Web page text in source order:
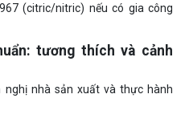
(citric/nitric) nếu có gia công
tương thích và cảnh
nhà sản xuất và thực hành